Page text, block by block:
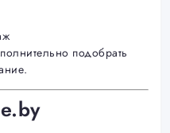
подобрать